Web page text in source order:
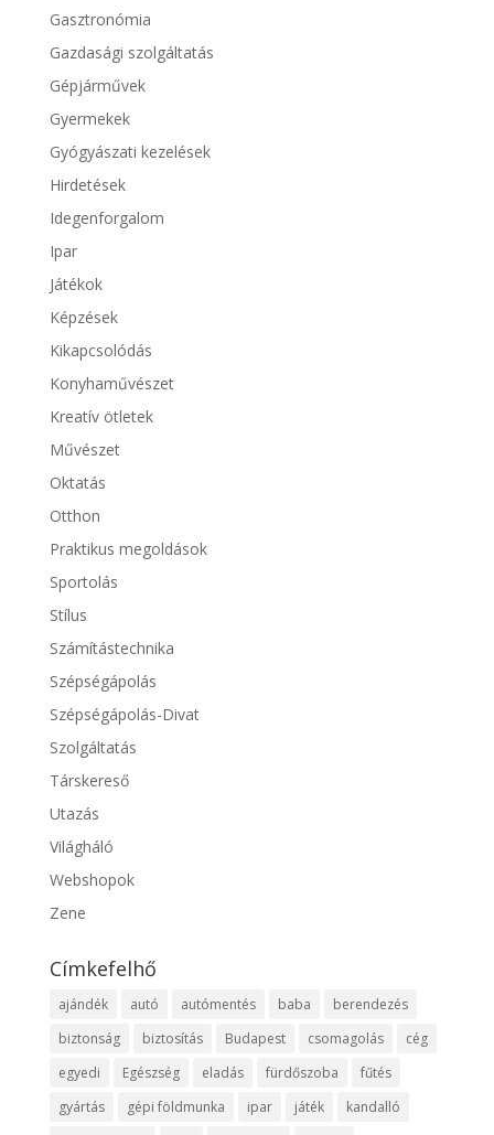
Gasztronómia
Gazdasági szolgáltatás
Gépjárművek
Gyermekek
Gyógyászati kezelések
Hirdetések
Idegenforgalom
Ipar
Játékok
Képzések
Kikapcsolódás
Konyhaművészet
Kreatív ötletek
Művészet
Oktatás
Otthon
Praktikus megoldások
Sportolás
Stílus
Számítástechnika
Szépségápolás
Szépségápolás-Divat
Szolgáltatás
Társkereső
Utazás
Világháló
Webshopok
Zene
Címkefelhő
ajándék autó autómentés baba
berendezés
biztonság
biztosítás Budapest csomagolás
cég
egyedi
Egészség eladás fürdőszoba
fűtés
gyártás
gépi földmunka ipar játék
kandalló